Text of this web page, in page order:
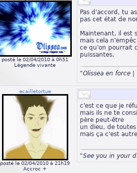
posté le 02/04/2010 à 0h51
Légende vivante
Pas d'accord, tu
pas cet état de
Maintenant, il est
mais cela
ce qu'on pourrait
puissantes.
"Olissea en force
ecailletortue
posté le 02/04/2010 à 21h19
Accroc +
c'est ce que je
mais ils ne te
père peut-être
un dieu, de
mais ça c'est
"See you in your